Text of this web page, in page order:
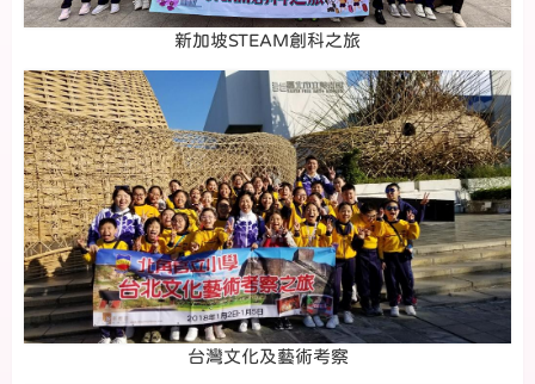
新加坡STEAM創科之旅
台灣文化及藝術考察